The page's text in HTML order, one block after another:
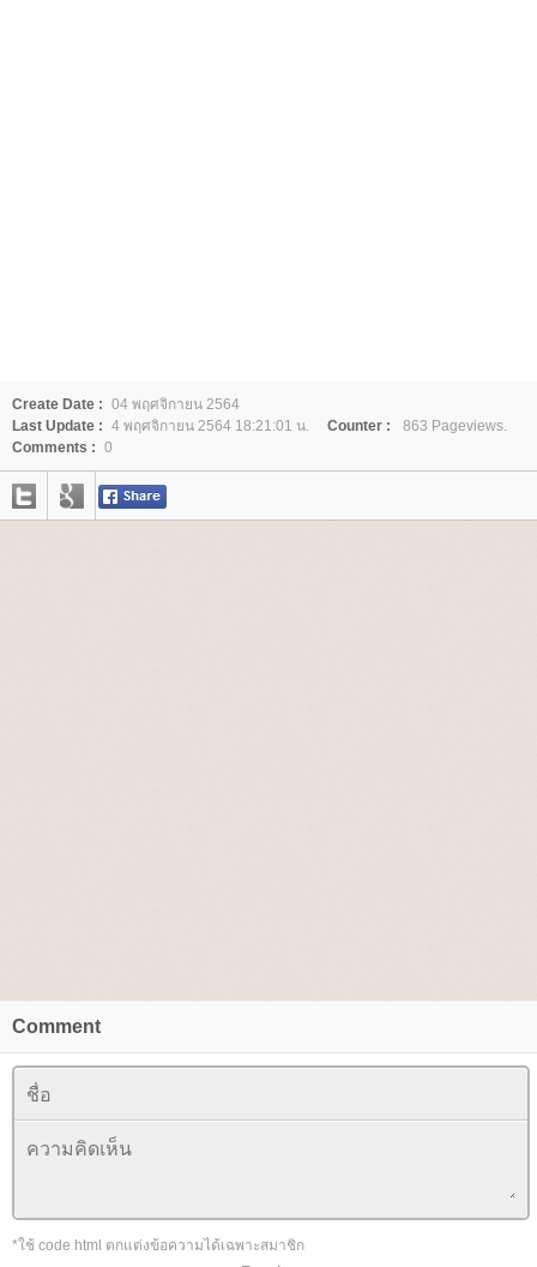
Create Date : 04 พฤศจิกายน 2564
Last Update : 4 พฤศจิกายน 2564 18:21:01 น. Counter :
863 Pageviews.
Comments : 0
Comment
*ใช้ code html ตกแต่งข้อความได้เฉพาะสมาชิก